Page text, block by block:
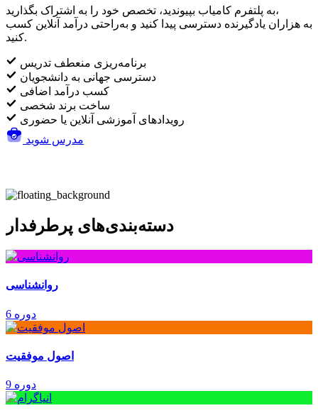
به پلتفرم کامیاب بپیوندید، تخصص خود را به اشتراک بگذارید،
به هزاران یادگیرنده دسترسی پیدا کنید و به‌راحتی درآمد آنلاین کسب
کنید.
برنامه‌ریزی منعطف تدریس
دسترسی جهانی به دانشجویان
کسب درآمد اضافی
ساخت برند شخصی
رویدادهای آموزشی آنلاین یا حضوری
مدرس شوید
دسته‌بندی‌های پرطرفدار
روانشناسی
6 دوره
اصول موفقیت
9 دوره